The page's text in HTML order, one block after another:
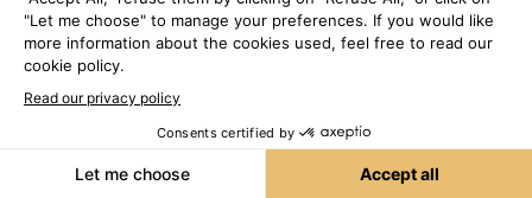
Définitions :
« Nous », « Nos » s’entendent comme ou se
rattachent au responsable de traitement (pour plus
de détails, se référer à la partie – Qui est
responsable de traitement ?).
QUI EST